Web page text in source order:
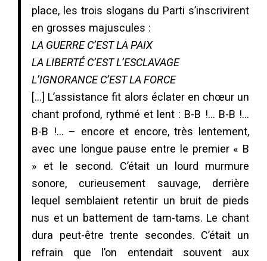
place, les trois slogans du Parti s’inscrivirent
en grosses majuscules :
LA GUERRE C’EST LA PAIX
LA LIBERTÉ C’EST L’ESCLAVAGE
L’IGNORANCE C’EST LA FORCE
[…] L’assistance fit alors éclater en chœur un
chant profond, rythmé et lent : B-B !… B-B !…
B-B !… – encore et encore, très lentement,
avec une longue pause entre le premier « B
» et le second. C’était un lourd murmure
sonore, curieusement sauvage, derrière
lequel semblaient retentir un bruit de pieds
nus et un battement de tam-tams. Le chant
dura peut-être trente secondes. C’était un
refrain que l’on entendait souvent aux